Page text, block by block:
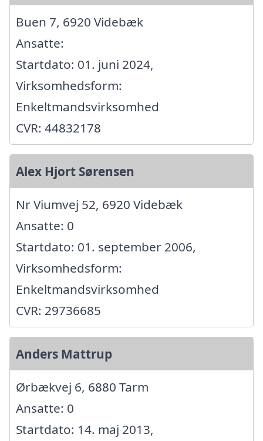
Buen 7, 6920 Videbæk
Ansatte:
Startdato: 01. juni 2024,
Virksomhedsform:
Enkeltmandsvirksomhed
CVR: 44832178
Alex Hjort Sørensen
Nr Viumvej 52, 6920 Videbæk
Ansatte: 0
Startdato: 01. september 2006,
Virksomhedsform:
Enkeltmandsvirksomhed
CVR: 29736685
Anders Mattrup
Ørbækvej 6, 6880 Tarm
Ansatte: 0
Startdato: 14. maj 2013,